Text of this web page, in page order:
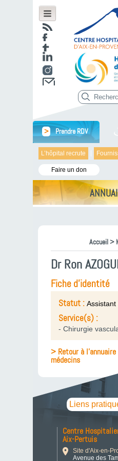
L’hôpital recrute
Faire un don
> Prendre RDV
Accueil>
Dr Ron
Fiche d'identité
Statut : Assistant
Service(s) :
- Chirurgie
> Retour à l'annuaire
médecins
Liens
Centre
Aix-Pertuis
Site d'Aix-en-
Avenue des